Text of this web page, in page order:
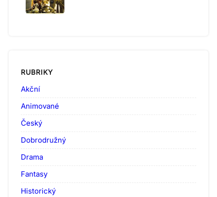
RUBRIKY
Akční
Animované
Český
Dobrodružný
Drama
Fantasy
Historický